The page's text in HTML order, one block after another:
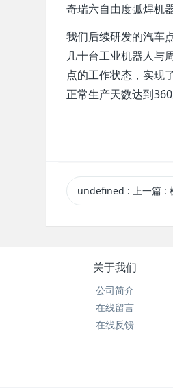
奇瑞六自由度弧焊机
我们后续研发的汽车
几十台工业机器人与
点的工作状态，实现
正常生产天数达到360
undefined :上一篇 :
关于我们
公司简介
在线留言
在线反馈